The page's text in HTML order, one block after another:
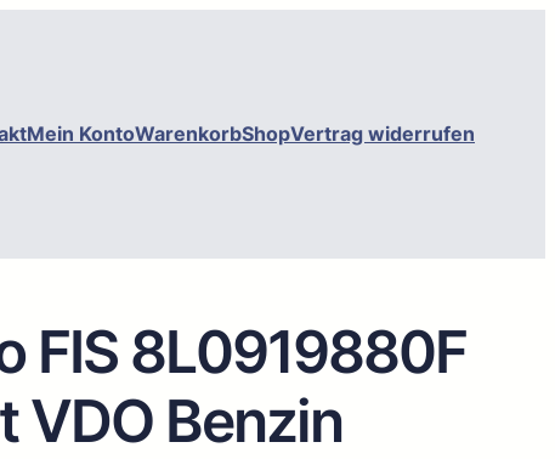
Mein KontoWarenkorbShopVertrag widerrufen
FIS 8L0919880F
VDO Benzin